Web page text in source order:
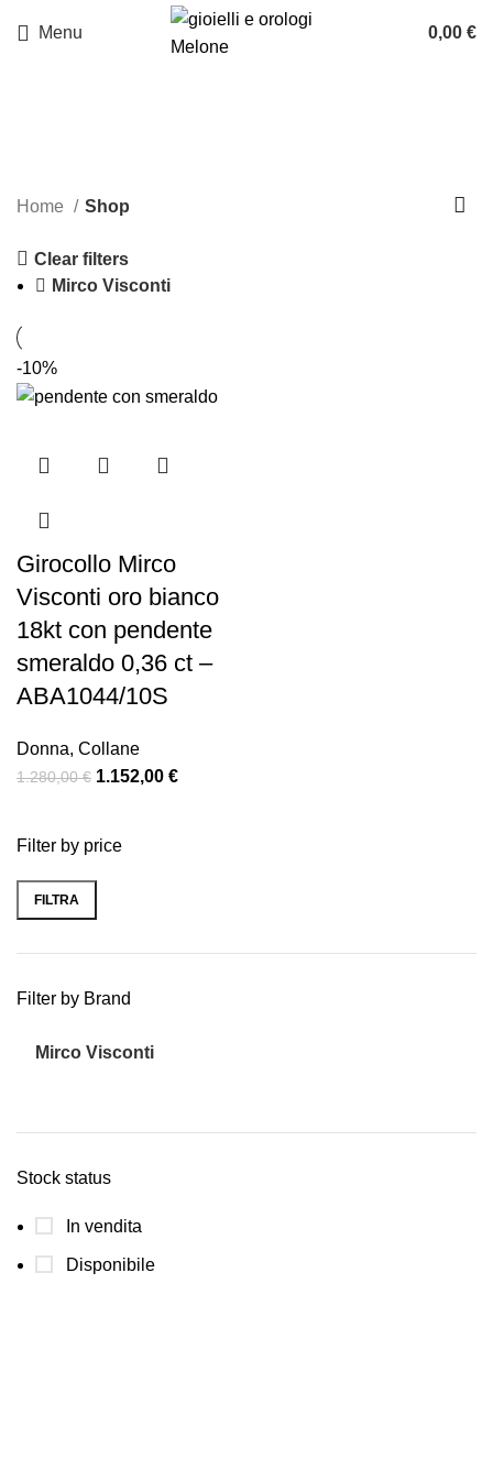
Menu 0,00 €
Filter by price
FILTRA
Filter by Brand
Mirco Visconti
Stock status
In vendita
Disponibile
Home Shop
Clear filters
Mirco Visconti
-10%
Girocollo Mirco
Visconti oro bianco
18kt con pendente
smeraldo 0,36 ct –
ABA1044/10S
Donna, Collane
1.280,00€ 1.152,00 €